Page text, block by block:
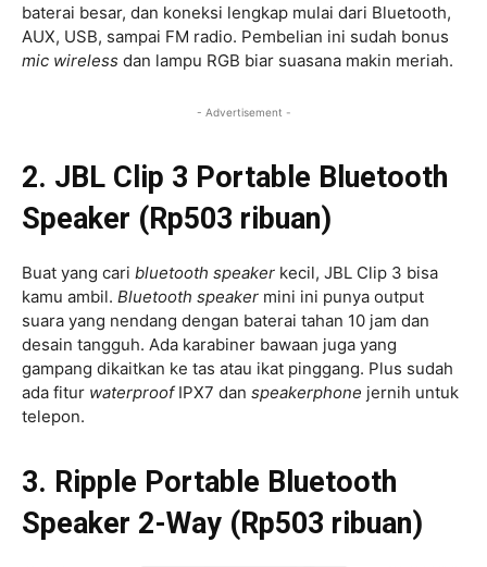
baterai besar, dan koneksi lengkap mulai dari Bluetooth,
AUX, USB, sampai FM radio. Pembelian ini sudah bonus
mic wireless dan lampu RGB biar suasana makin meriah.
- Advertisement -
2. JBL Clip 3 Portable Bluetooth
Speaker (Rp503 ribuan)
Buat yang cari bluetooth speaker kecil, JBL Clip 3 bisa
kamu ambil. Bluetooth speaker mini ini punya output
suara yang nendang dengan baterai tahan 10 jam dan
desain tangguh. Ada karabiner bawaan juga yang
gampang dikaitkan ke tas atau ikat pinggang. Plus sudah
ada fitur waterproofIPX7 dan speakerphone jernih untuk
telepon.
3. Ripple Portable Bluetooth
Speaker 2-Way (Rp503 ribuan)